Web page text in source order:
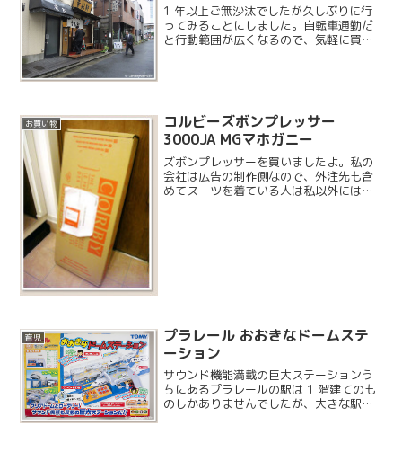
1 年以上ご無沙汰でしたが久しぶりに行
ってみることにしました。自転車通勤だ
と行動範囲が広くなるので、気軽に買い
お買い物
コルビーズボンプレッサー
3000JA MGマホガニー
ズボンプレッサーを買いましたよ。私の
会社は広告の制作側なので、外注先も含
めてスーツを着ている人は私以外にはあ
育児
プラレール おおきなドームステ
ーション
サウンド機能満載の巨大ステーションう
ちにあるプラレールの駅は 1 階建てのも
のしかありませんでしたが、大きな駅が